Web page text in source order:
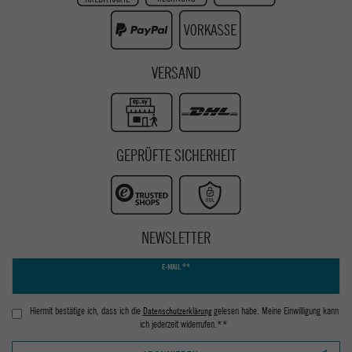
Youtube
VERSAND
GEPRÜFTE SICHERHEIT
NEWSLETTER
E-MAIL **
Hiermit bestätige ich, dass ich die Daten­schutz­erklärunggelesen habe. Meine Einwilligung kann
ich jederzeit widerrufen.**